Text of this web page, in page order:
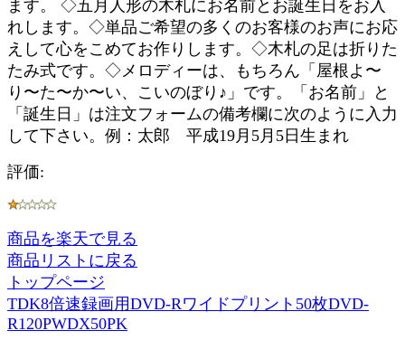
ます。 ◇五月人形の木札にお名前とお誕生日をお入
れします。◇単品ご希望の多くのお客様のお声にお応
えして心をこめてお作りします。◇木札の足は折りた
たみ式です。◇メロディーは、もちろん「屋根よ〜
り〜た〜か〜い、こいのぼり♪」です。「お名前」と
「誕生日」は注文フォームの備考欄に次のように入力
して下さい。例：太郎 平成19月5月5日生まれ
評価:
商品を楽天で見る
商品リストに戻る
トップページ
TDK8倍速録画用DVD-Rワイドプリント50枚DVD-
R120PWDX50PK